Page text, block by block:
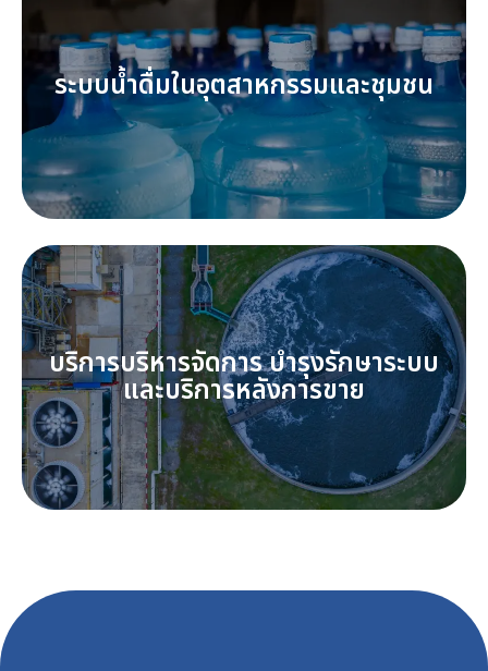
ระบบน้ำดื่มในอุตสาหกรรมและชุมชน
บริการบริหารจัดการ บำรุงรักษาระบบ
และบริการหลังการขาย